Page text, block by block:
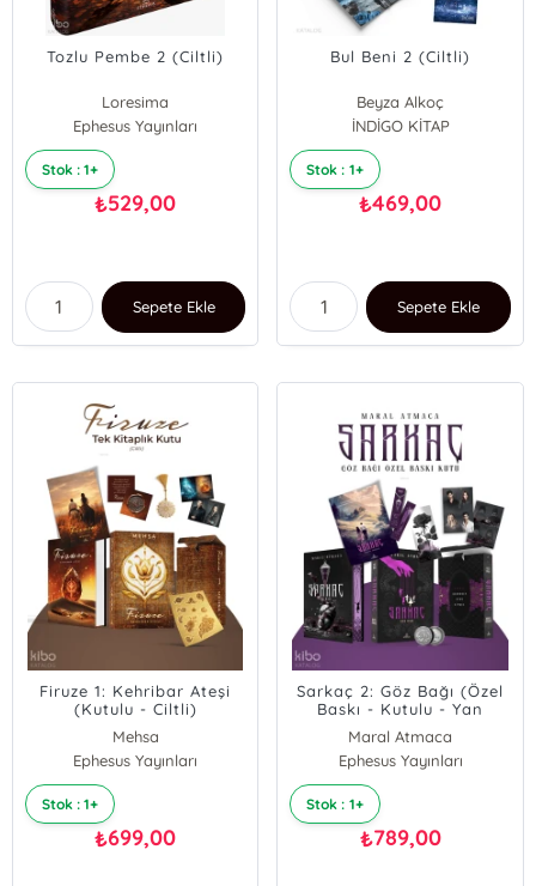
Tozlu Pembe 2 (Ciltli)
Loresima
Ephesus Yayınları
Stok : 1+
₺529,00
Sepete Ekle
Bul Beni 2 (Ciltli)
Beyza Alkoç
İNDİGO KİTAP
Stok : 1+
₺469,00
Sepete Ekle
Firuze 1: Kehribar Ateşi
(Kutulu - Ciltli)
Mehsa
Ephesus Yayınları
Stok : 1+
₺699,00
Sarkaç 2: Göz Bağı (Özel
Baskı - Kutulu - Yan
Boyamalı)
Maral Atmaca
Ephesus Yayınları
Stok : 1+
₺789,00